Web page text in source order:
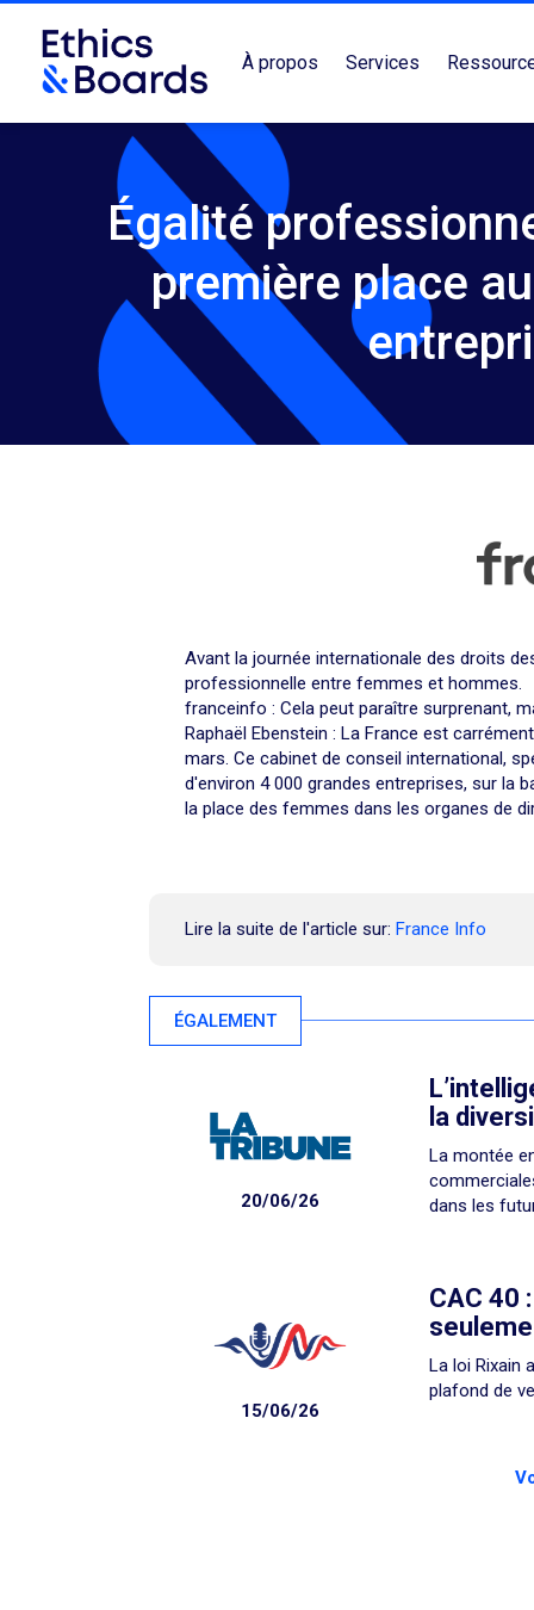
À propos Services
Égalité
première place
Avant la journée internationale des droits
professionnelle entre femmes et hommes.
franceinfo : Cela peut paraître surprenant,
Raphaël Ebenstein : La France est
mars. Ce cabinet de conseil international,
d'environ 4 000 grandes entreprises, sur la
la place des femmes dans les organes de
Lire la suite de l'article sur: France Info
ÉGALEMENT
la
La montée
dans les
20/06/26
CAC 40
La loi Rixain
plafond de
15/06/26